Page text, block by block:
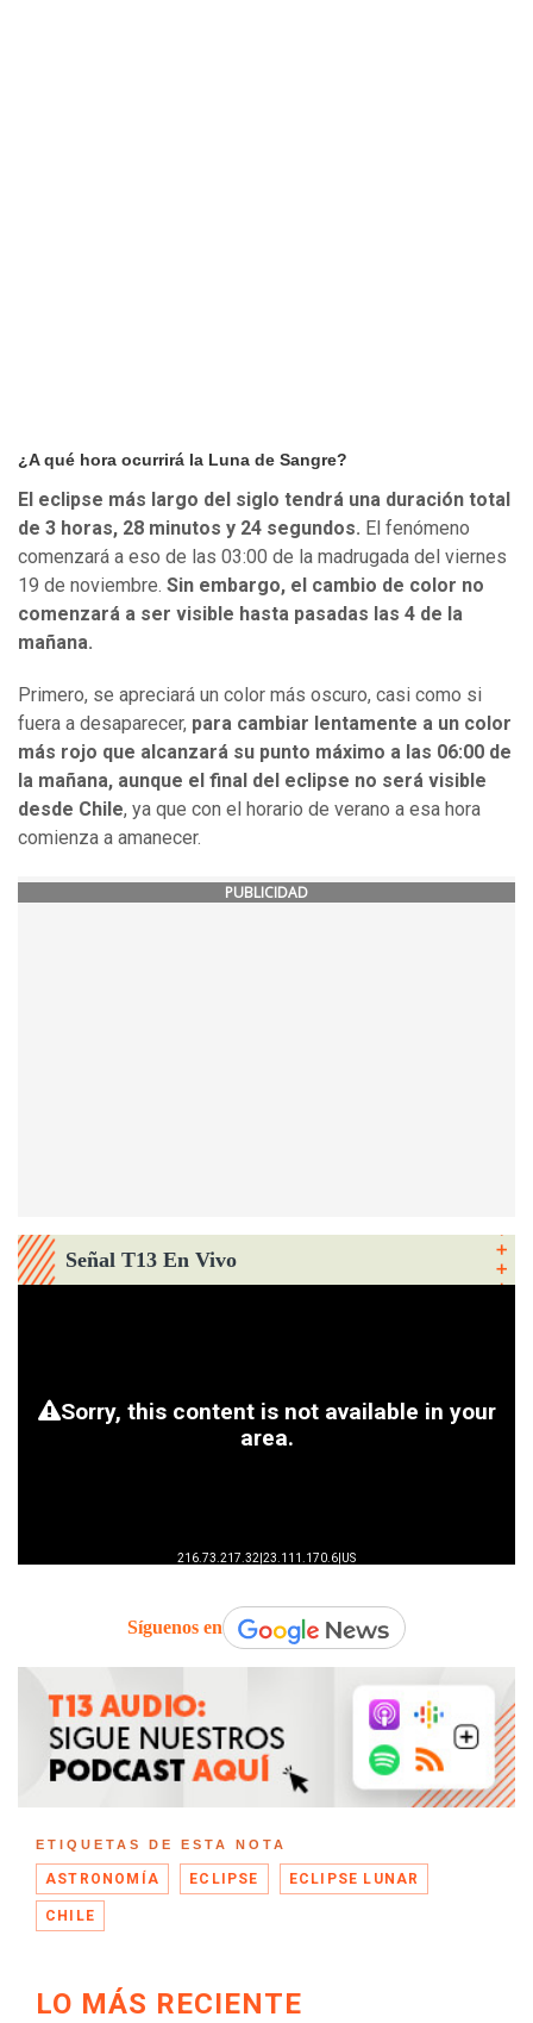
¿A qué hora ocurrirá la Luna de Sangre?
El eclipse más largo del siglo tendrá una duración total
de 3 horas, 28 minutos y 24 segundos. El fenómeno
comenzará a eso de las 03:00 de la madrugada del viernes
19 de noviembre. Sin embargo, el cambio de color no
comenzará a ser visible hasta pasadas las 4 de la
mañana.
Primero, se apreciará un color más oscuro, casi como si
fuera a desaparecer, para cambiar lentamente a un color
más rojo que alcanzará su punto máximo a las 06:00 de
la mañana, aunque el final del eclipse no será visible
desde Chile, ya que con el horario de verano a esa hora
comienza a amanecer.
PUBLICIDAD
Señal T13 En Vivo
Síguenos en
ETIQUETAS DE ESTA NOTA
ASTRONOMÍA ECLIPSE ECLIPSE LUNAR
CHILE
LO MÁS RECIENTE